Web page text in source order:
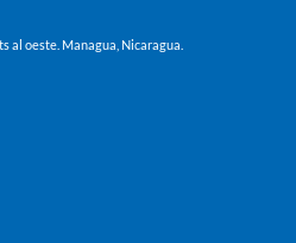
al oeste. Managua, Nicaragua.